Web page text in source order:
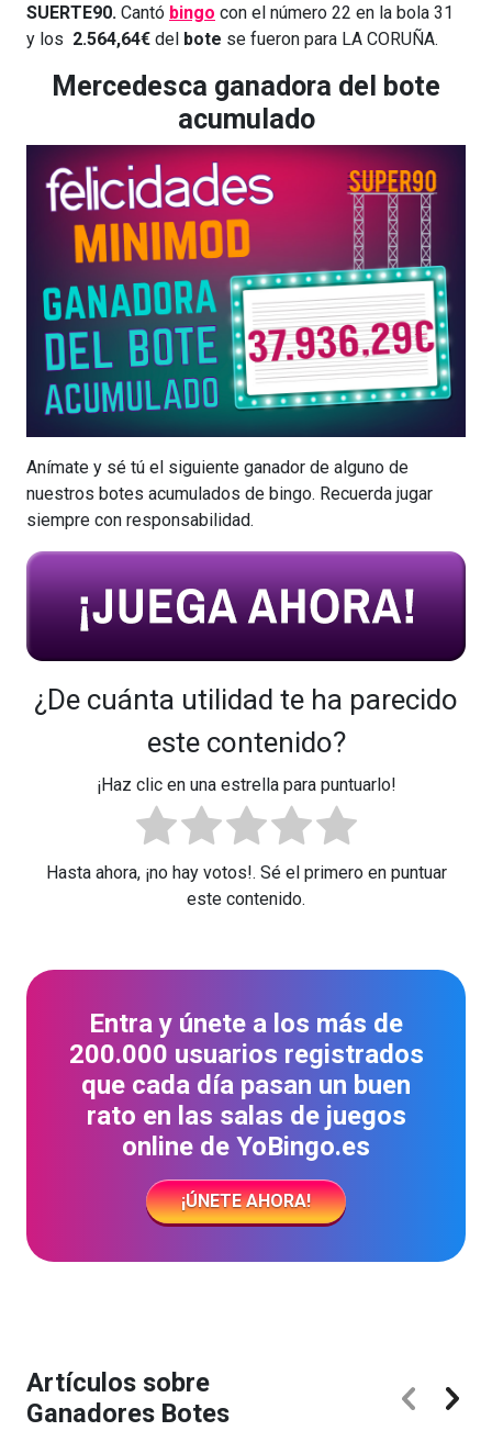
SUERTE90. Cantó bingo con el número 22 en la bola 31
y los 2.564,64€ del bote se fueron para LA CORUÑA.
Mercedesca ganadora del bote
acumulado
Anímate y sé tú el siguiente ganador de alguno de
nuestros botes acumulados de bingo. Recuerda jugar
siempre con responsabilidad.
¿De cuánta utilidad te ha parecido
este contenido?
¡Haz clic en una estrella para puntuarlo!
Hasta ahora, ¡no hay votos!. Sé el primero en puntuar
este contenido.
Entra y únete a los más de
200.000 usuarios registrados
que cada día pasan un buen
rato en las salas de juegos
online de YoBingo.es
¡ÚNETE AHORA!
Artículos sobre
Ganadores Botes